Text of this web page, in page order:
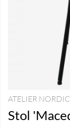
ATELIER NORDIC
Stol